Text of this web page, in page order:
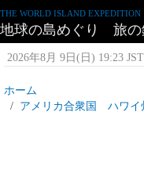
THE WORLD ISLAND EXPEDITION
地球の島めぐり 旅
2026年8月 9日(日) 19:23 JST
ホーム
アメリカ合衆国 ハワイ